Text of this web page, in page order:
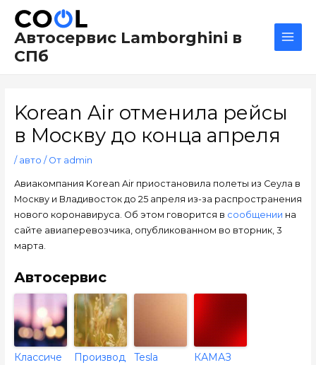
содержимому
Автосервис Lamborghini в
СПб
Korean Air отменила рейсы
в Москву до конца апреля
/ авто / От admin
Авиакомпания Korean Air приостановила полеты из Сеула в
Москву и Владивосток до 25 апреля из-за распространения
нового коронавируса. Об этом говорится в сообщении на
сайте авиаперевозчика, опубликованном во вторник, 3
марта.
Автосервис
Классиче
Производ
Tesla
КАМАЗ
по
записям